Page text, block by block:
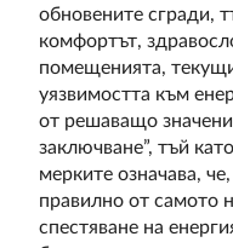
обновените сгради,
комфортът,
помещенията,
уязвимостта към
от решаващо
заключване”, тъй
мерките означава,
правилно от самото
спестяване на